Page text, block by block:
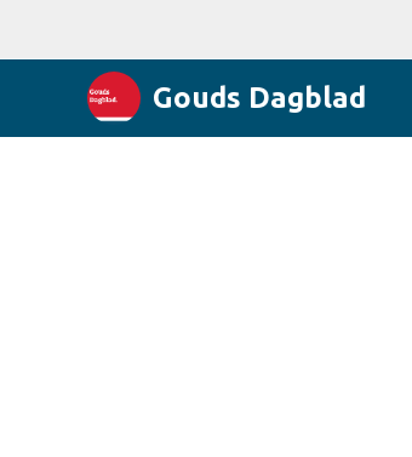
Gouds Dagblad